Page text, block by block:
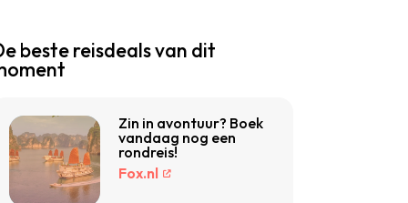
beste reisdeals van dit
Zin in avontuur? Boek
vandaag nog een
rondreis!
Fox.nl